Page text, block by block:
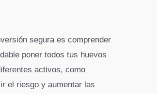
segura es comprender
poner todos tus huevos
activos, como
el riesgo y aumentar las